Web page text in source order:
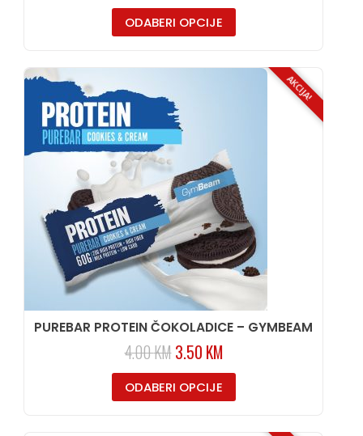
ODABERI OPCIJE
AKCIJA!
PUREBAR PROTEIN ČOKOLADICE – GYMBEAM
4.00KM3.50 KM
ODABERI OPCIJE